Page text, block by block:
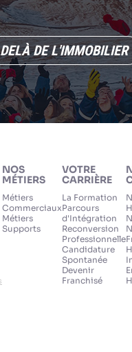
DE L'IMMOBILIER
NOS
MÉTIERS
Métiers
Commerciaux
Métiers
Supports
VOTRE
CARRIÈRE
La Formation
Parcours
d'Intégration
Reconversion
Professionnelle
Candidature
Spontanée
Devenir
Franchisé